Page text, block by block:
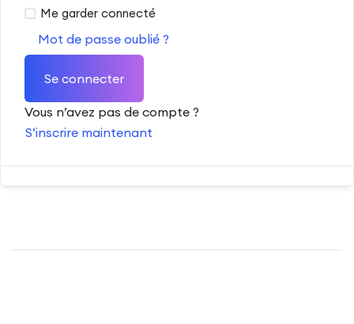
Me garder connecté
Mot de passe oublié ?
Se connecter
Vous n’avez pas de compte ?
S’inscrire maintenant